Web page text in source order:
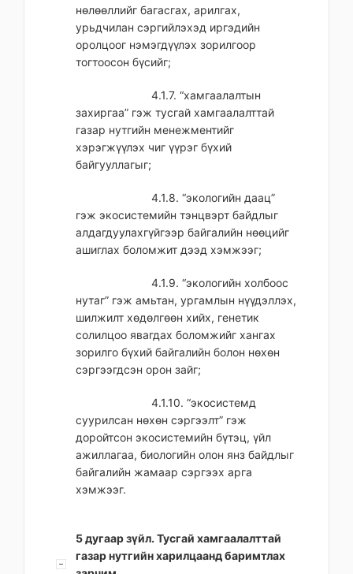
нөлөөллийг багасгах, арилгах,
урьдчилан сэргийлэхэд иргэдийн
оролцоог нэмэгдүүлэх зорилгоор
тогтоосон бүсийг;
4.1.7. “хамгаалалтын
захиргаа” гэж тусгай хамгаалалттай
газар нутгийн менежментийг
хэрэгжүүлэх чиг үүрэг бүхий
байгууллагыг;
4.1.8. “экологийн даац”
гэж экосистемийн тэнцвэрт байдлыг
алдагдуулахгүйгээр байгалийн нөөцийг
ашиглах боломжит дээд хэмжээг;
4.1.9. “экологийн холбоос
нутаг” гэж амьтан, ургамлын нүүдэллэх,
шилжилт хөдөлгөөн хийх, генетик
солилцоо явагдах боломжийг хангах
зорилго бүхий байгалийн болон нөхөн
сэргээгдсэн орон зайг;
4.1.10. “экосистемд
суурилсан нөхөн сэргээлт” гэж
доройтсон экосистемийн бүтэц, үйл
ажиллагаа, биологийн олон янз байдлыг
байгалийн жамаар сэргээх арга
хэмжээг.
5 дугаар зүйл. Тусгай хамгаалалттай
газар нутгийн харилцаанд баримтлах